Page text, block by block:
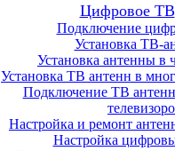
Цифровое ТВ
Подключение
Установка ТВ-
Установка антенны в
Установка ТВ антенн в
Подключение ТВ
Настройка и ремонт
Настройка